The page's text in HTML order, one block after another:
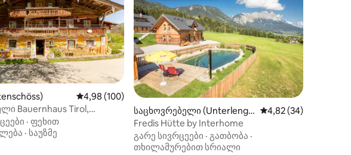
4,87, 154 მიმოხილვასაშუალო შეფასებაა 5‑დან 4,98, 100 მიმოხილვა
4,98 (100)
Bauernhaus Tirol,
· ფეხით
· საუზმე
საცხოვრებელი (Unterlengd
orf)
საშუალო შეფასებაა
4,82 (34)
Fredis Hütte by Interhome
გარე სივრცეები · გათბობა ·
თხილამურებით სრიალი